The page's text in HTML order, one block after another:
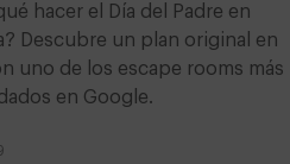
hacer el Día del Padre en
Descubre un plan original en
uno de los escape rooms más
en Google.